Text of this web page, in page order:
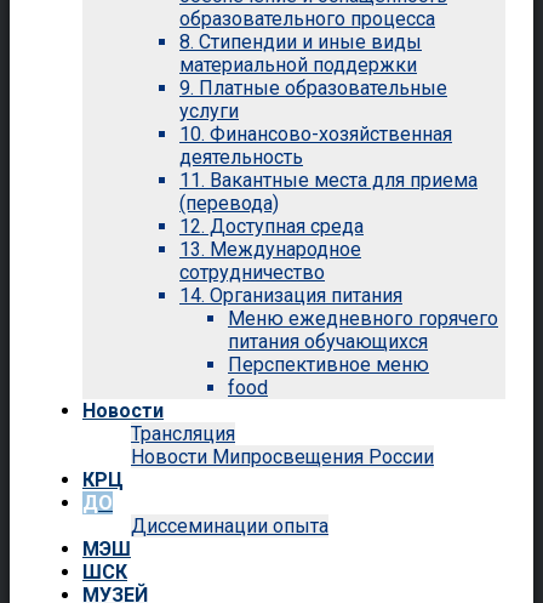
образовательного процесса
8. Стипендии и иные виды
материальной поддержки
9. Платные образовательные
услуги
10. Финансово-хозяйственная
деятельность
11. Вакантные места для приема
(перевода)
12. Доступная среда
13. Международное
сотрудничество
14. Организация питания
Меню ежедневного горячего
питания обучающихся
Перспективное меню
food
Новости
Трансляция
Новости Мипросвещения России
КРЦ
ДО
Диссеминации опыта
МЭШ
ШСК
МУЗЕЙ